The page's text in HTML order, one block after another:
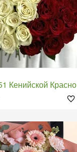
Красной и Белой Розы 40 см